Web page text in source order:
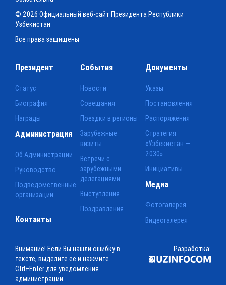
© 2026 Официальный веб-сайт Президента Республики
Узбекистан
Все права защищены
Президент
Статус
Биография
Награды
События
Новости
Совещания
Поездки в регионы
Зарубежные
визиты
Встречи с
зарубежными
делегациями
Выступления
Поздравления
Документы
Указы
Постановления
Распоряжения
Стратегия
«Узбекистан —
2030»
Инициативы
Администрация
Об Администрации
Руководство
Подведомственные
организации
Медиа
Фотогалерея
Видеогалерея
Контакты
Внимание! Если Вы нашли ошибку в
тексте, выделите её и нажмите
Ctrl+Enter для уведомления
администрации
Разработка: